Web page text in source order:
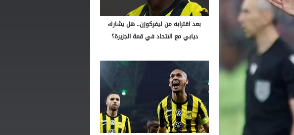
بعد اقترابه من ليفركوزن.. هل يشارك
ديابي مع الاتحاد في قمة الجزيرة؟